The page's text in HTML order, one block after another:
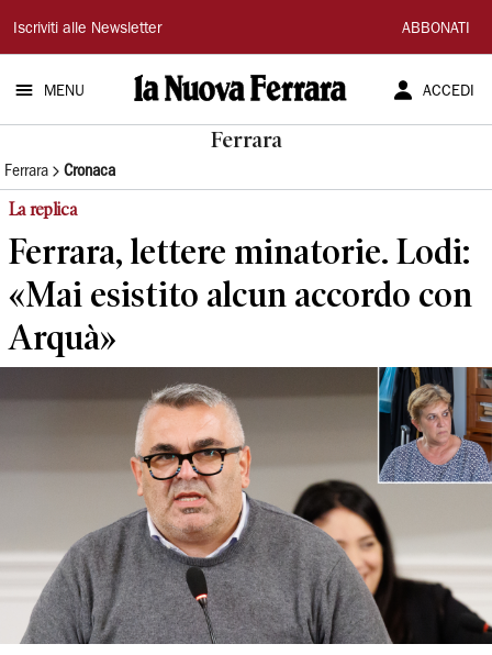
La
Nuova
Ferrara
Iscriviti alle Newsletter ABBONATI
MENU ACCEDI
Ferrara
Ferrara Cronaca
La replica
Ferrara, lettere minatorie. Lodi:
«Mai esistito alcun accordo con
Arquà»